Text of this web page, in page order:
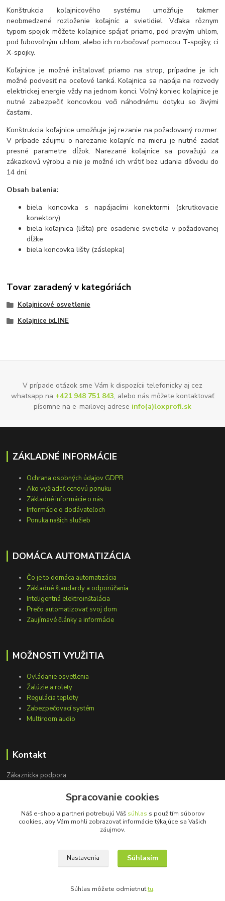
Konštrukcia koľajnicového systému umožňuje takmer
neobmedzené rozloženie koľajníc a svietidiel. Vďaka rôznym
typom spojok môžete koľajnice spájať priamo, pod pravým uhlom,
pod ľubovoľným uhlom, alebo ich rozbočovať pomocou T-spojky, ci
X-spojky.
Koľajnice je možné inštalovať priamo na strop, prípadne je ich
možné podvesiť na oceľové lanká. Koľajnica sa napája na rozvody
elektrickej energie vždy na jednom konci. Voľný koniec koľajnice je
nutné zabezpečiť koncovkou voči náhodnému dotyku so živými
časťami.
Konštrukcia koľajnice umožňuje jej rezanie na požadovaný rozmer.
V prípade záujmu o narezanie koľajníc na mieru je nutné zadať
presné parametre dĺžok. Narezané koľajnice sa považujú za
zákazkovú výrobu a nie je možné ich vrátiť bez udania dôvodu do
14 dní.
Obsah balenia:
biela koncovka s napájacími konektormi (skrutkovacie
konektory)
biela koľajnica (lišta) pre osadenie svietidla v požadovanej
dĺžke
biela koncovka lišty (záslepka)
Tovar zaradený v kategóriách
Koľajnicové osvetlenie
Koľajnice ixLINE
V prípade otázok sme Vám k dispozícii telefonicky aj cez
whatsapp na +421 948 751 843, alebo nás môžete kontaktovať
písomne na e-mailovej adrese info(a)loxprofi.sk
ZÁKLADNÉ INFORMÁCIE
Ochrana osobných údajov GDPR
Ako vyžiadať cenovú ponuku
Základné informácie o nás
Informácie o dodávateľoch
Ponuka našich služieb
DOMÁCA AUTOMATIZÁCIA
Čo je to domáca automatizácia
Základné štandardy a odporúčania
Inteligentná elektroinštalácia
Prečo automatizovať svoj dom
Zaujímavé články a informácie
MOŽNOSTI VYUŽITIA
Ovládanie osvetlenia
Žalúzie a rolety
Regulácia teploty
Zabezpečovací systém
Multiroom audio
Kontakt
Zákaznícka podpora
info@loxprofi.sk
©2018-2024 LOXprofi - všetky práva vyhradené
Spracovanie cookies
Náš e-shop a partneri potrebujú Váš súhlas s použitím súborov
cookies, aby Vám mohli zobrazovať informácie týkajúce sa Vašich
záujmov.
Nastavenia Súhlasím
Súhlas môžete odmietnuťtu.